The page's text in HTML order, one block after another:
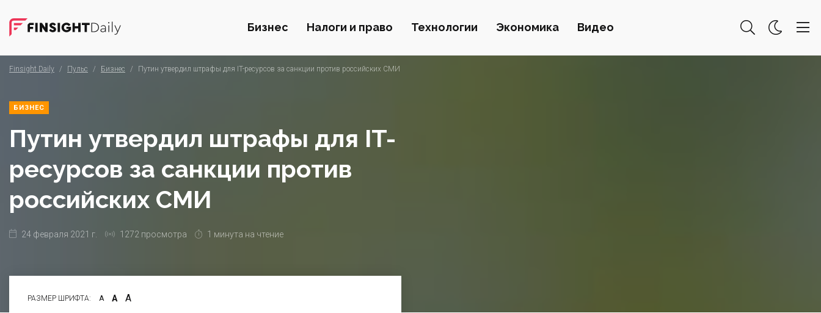
Бизнес Налоги и право Технологии Экономика Видео
Finsight Daily / Пульс / Бизнес / Путин утвердил штрафы для IT-ресурсов за санкции против российских СМИ
БИЗНЕС
Путин утвердил штрафы для IT-
ресурсов за санкции против
российских СМИ
24 февраля 2021 г. 1272 просмотра 1 минута на чтение
РАЗМЕР ШРИФТА: А А А